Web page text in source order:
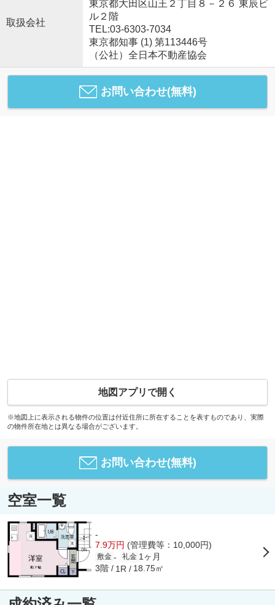
取扱会社
東京都大田区山王２丁目８－２６ 東辰ビ
ル２階
TEL:03-6303-7034
東京都知事 (1) 第113446号
（公社）全日本不動産協会
お問い合わせ(無料)
地図アプリで開く
※地図上に表示される物件の位置は付近住所に所在することを表すものであり、実際
の物件所在地とは異なる場合がございます。
お問い合わせ(無料)
空室一覧
-
7.9万円 (管理費等：10,000円)
敷金 - 礼金 1ヶ月
3階 1R 18.75㎡